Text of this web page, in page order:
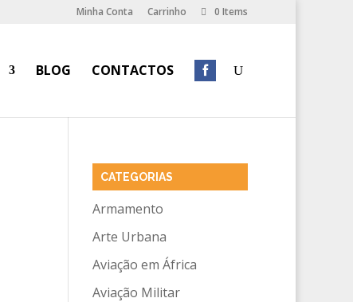
Minha Conta Carrinho 0 Items
BLOG CONTACTOS
CATEGORIAS
Armamento
Arte Urbana
Aviação em África
Aviação Militar